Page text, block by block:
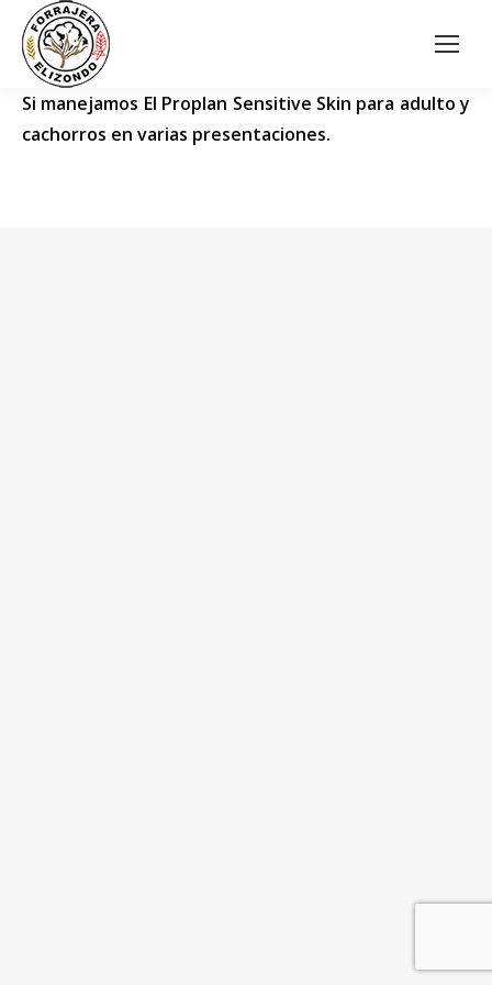
Si manejamos El Proplan Sensitive Skin para adulto y
cachorros en varias presentaciones.